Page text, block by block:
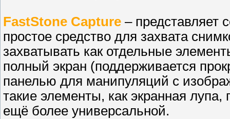
FastStone Capture – представляет
простое средство для захвата
захватывать как отдельные
полный экран (поддерживается
панелью для манипуляций с
такие элементы, как экранная
ещё более универсальной.